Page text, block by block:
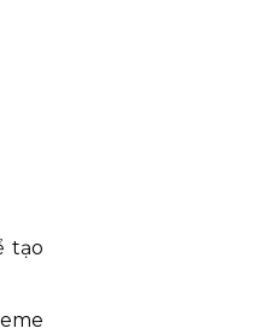
tạo